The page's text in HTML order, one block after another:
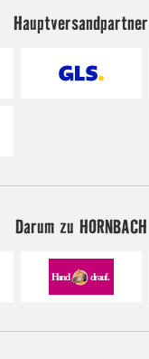
Hauptversandpartner
Darum zu HORNBACH